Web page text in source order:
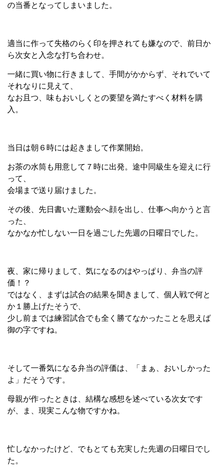
の当番となってしまいました。
適当に作って失格のらく印を押されても嫌なので、前日か
ら次女と入念な打ち合わせ。
一緒に買い物に行きまして、手間がかからず、それでいて
それなりに見えて、
なお且つ、味もおいしくとの要望を満たすべく材料を購
入。
当日は朝６時には起きまして作業開始。
お茶の水筒も用意して７時に出発。途中同級生を迎えに行
って、
会場まで送り届けました。
その後、先日書いた運動会へ顔を出し、仕事へ向かうと言
った、
なかなか忙しない一日を過ごした先週の日曜日でした。
夜、家に帰りまして、気になるのはやっぱり、弁当の評
価！？
ではなく、まずは試合の結果を聞きまして、個人戦で何と
か１勝上げたそうで、
少し前までは練習試合でも全く勝てなかったことを思えば
御の字ですね。
そして一番気になる弁当の評価は、「まぁ、おいしかった
よ」だそうです。
母親が作ったときは、結構な感想を述べている次女です
が、ま、現実こんな物ですかね。
忙しなかったけど、でもとても充実した先週の日曜日でし
た。